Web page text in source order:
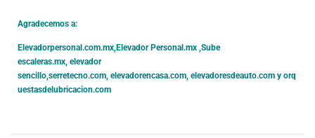
Agradecemos a:
Elevadorpersonal.com.mx Elevador Personal.mx , Sube
escaleras.mx elevador
sencillo, serretecno.com, elevadorencasa.com, elevadoresdeauto.com y orq
uestasdelubricacion.com